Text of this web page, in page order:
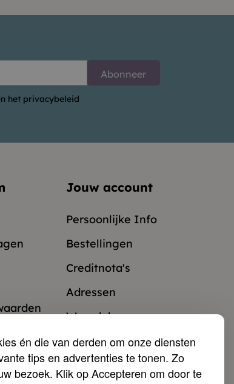
én die van derden om onze diensten
tips en advertenties te tonen. Zo
bezoek. Klik op Accepteren om door te
het privacybeleid
Jouw account
Persoonlijke Info
Bestellingen
Creditnota's
Adressen
Waardebonnen